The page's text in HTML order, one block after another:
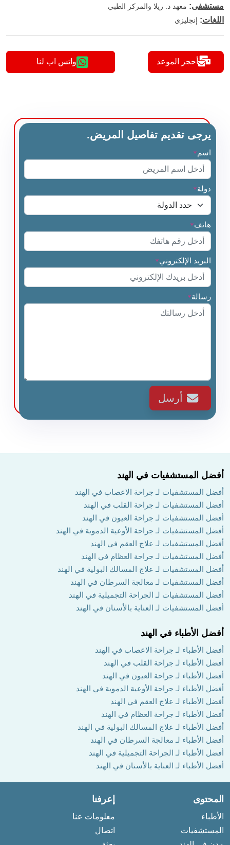
مستشفى: معهد د. ريلا والمركز الطبي
اللغات: إنجليزي
أحجز الموعد واتس اب لنا
يرجى تقديم تفاصيل المريض.
اسم *
دولة*
هاتف*
البريد الإلكتروني*
رسالة*
أرسل
أفضل المستشفيات في الهند
أفضل المستشفيات لـ جراحة الاعصاب في الهند
أفضل المستشفيات لـ جراحة القلب في الهند
أفضل المستشفيات لـ جراحة العيون في الهند
أفضل المستشفيات لـ جراحة الأوعية الدموية في الهند
أفضل المستشفيات لـ علاج العقم في الهند
أفضل المستشفيات لـ جراحة العظام في الهند
أفضل المستشفيات لـ علاج المسالك البولية في الهند
أفضل المستشفيات لـ معالجة السرطان في الهند
أفضل المستشفيات لـ الجراحة التجميلية في الهند
أفضل المستشفيات لـ العناية بالأسنان في الهند
أفضل الأطباء في الهند
أفضل الأطباء لـ جراحة الاعصاب في الهند
أفضل الأطباء لـ جراحة القلب في الهند
أفضل الأطباء لـ جراحة العيون في الهند
أفضل الأطباء لـ جراحة الأوعية الدموية في الهند
أفضل الأطباء لـ علاج العقم في الهند
أفضل الأطباء لـ جراحة العظام في الهند
أفضل الأطباء لـ علاج المسالك البولية في الهند
أفضل الأطباء لـ معالجة السرطان في الهند
أفضل الأطباء لـ الجراحة التجميلية في الهند
أفضل الأطباء لـ العناية بالأسنان في الهند
المحتوى
الأطباء
المستشفيات
إعرفنا
معلومات عنا
اتصال